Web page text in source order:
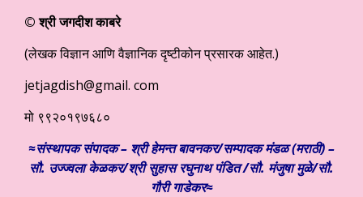
© श्री जगदीश काबरे
(लेखक विज्ञान आणि वैज्ञानिक दृष्टीकोन प्रसारक आहेत.)
jetjagdish@gmail. com
मो ९९२०१९७६८०
≈संस्थापक संपादक – श्री हेमन्त बावनकर/सम्पादक मंडळ (मराठी) –
सौ. उज्ज्वला केळकर/श्री सुहास रघुनाथ पंडित /सौ. मंजुषा मुळे/सौ.
गौरी गाडेकर≈